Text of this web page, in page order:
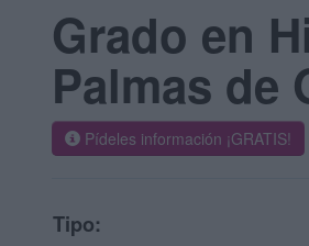
Grado en
Palmas de
Pídeles información ¡GRATIS!
Tipo: